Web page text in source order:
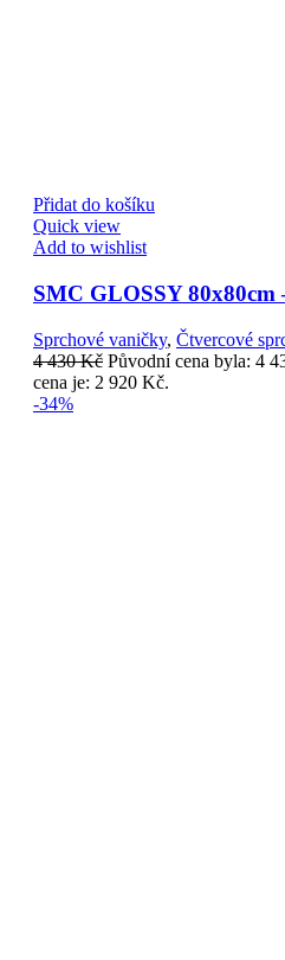
Přidat do košíku
Quick view
Add to wishlist
SMC GLOSSY 80x80cm
Sprchové vaničky, Čtvercové
4 430Kč Původní cena byla: 4
cena je: 2 920 Kč.
-34%